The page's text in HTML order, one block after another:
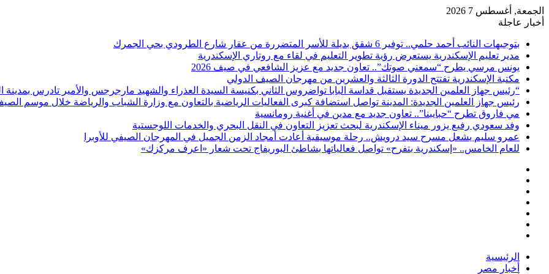
الجمعة, أغسطس 7 2026
أخبار عاجلة
بتوجيهات النائب أحمد حلمي.. توفير 6 شقق بديلة للأسر المتضررة من عقار شارع الطرودي بحي الجمرك
مدير تعليم الإسكندرية يستعرض رؤية تطوير التعليم في لقاء مع روتاري الإسكندرية
يونس مرسي يطرح “سمعني صوتك”.. تعاون جديد مع عزيز الشافعي في صيف 2026
مكتبة الإسكندرية تفتتح الدورة الثالثة والعشرين من مهرجان الصيف الدولي
“رئيس جهاز العلمين الجديدة يستقبل قداسة البابا تواضروس الثاني بكنيسة السيدة العذراء والشهيد مارجرجس والأمير تادرس بمدينة
رئيس جهاز العلمين الجديدة: المدينة تواصل استضافة كبرى الفعاليات الرياضية بالتعاون مع وزارة الشباب والرياضة خلال موسم
مي فاروق تطرح “حبايبنا”.. تعاون جديد مع مدين في أغنية رومانسية
وفد سعودي رفيع يزور ميناء الإسكندرية لبحث تعزيز التعاون في النقل البحري والخدمات اللوجستية
عمرو سليم يشعل مسرح سيد درويش.. رحلة موسيقية أعادت أمجاد الزمن الجميل في المهرجان الصيفي للأوبرا
للعام الخامس.. «إسكندرية بتفرح» تواصل فعالياتها بشاطئ البوريفاج تحت شعار «اعرف مركزك»
جانبي
الرئيسية
أخبار مصر